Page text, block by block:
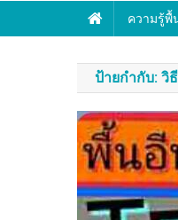
ความรู้พื้
ป้ายกำกับ: วิ